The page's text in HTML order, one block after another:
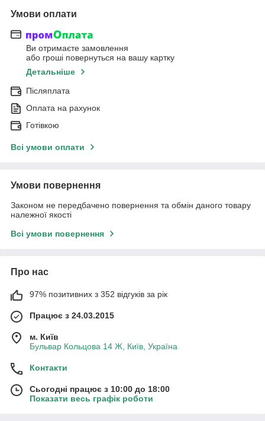
Умови оплати
Ви отримаєте замовлення
або гроші повернуться на вашу картку
Детальніше
Післяплата
Оплата на рахунок
Готівкою
Всі умови оплати
Умови повернення
Законом не передбачено повернення та обмін даного товару
належної якості
Всі умови повернення
Про нас
97% позитивних з 352 відгуків за рік
Працює з 24.03.2015
м. Київ
Бульвар Кольцова 14 Ж, Київ, Україна
Контакти
Сьогодні працює з 10:00 до 18:00
Показати весь графік роботи